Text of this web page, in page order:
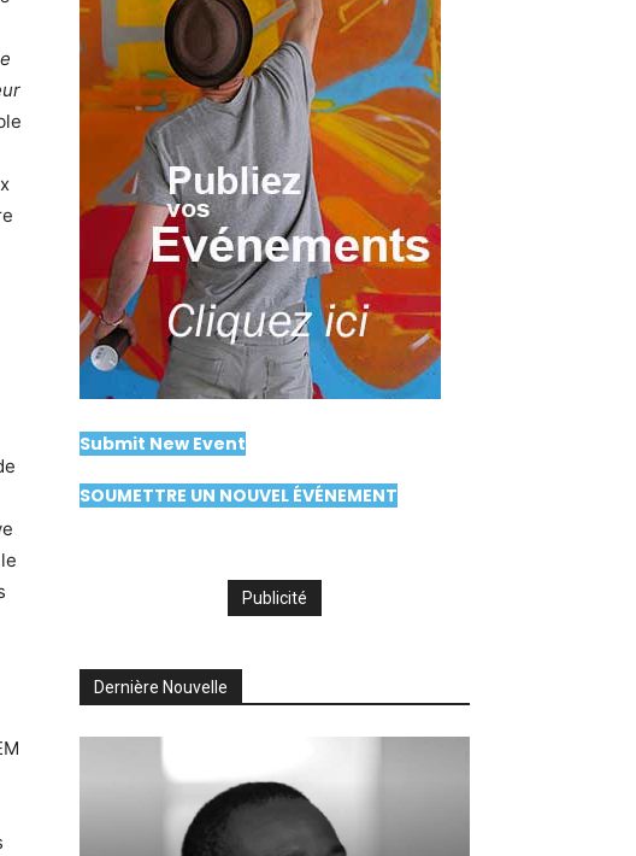
Submit New Event
SOUMETTRE UN NOUVEL ÉVÉNEMENT
Publicité
Dernière Nouvelle